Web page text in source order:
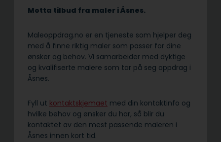
Motta tilbud fra maler i Åsnes.
Maleoppdrag.no er en tjeneste som hjelper deg
med å finne riktig maler som passer for dine
ønsker og behov. Vi samarbeider med dyktige
og kvalifiserte malere som tar på seg oppdrag i
Åsnes.
Fyll ut kontaktskjemaet med din kontaktinfo og
hvilke behov og ønsker du har, så blir du
kontaktet av den mest passende maleren i
Åsnes innen kort tid.